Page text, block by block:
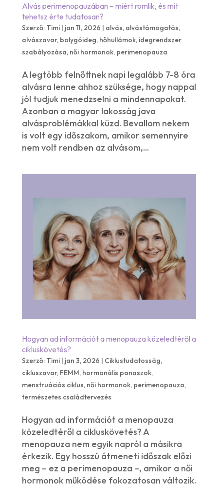
Alvás perimenopauzában – miért romlik, és mit
tehetsz érte tudatosan?
Szerző: Timi| jan 11, 2026 | alvás, alvástámogatás,
alvászavar, bolygóideg, hőhullámok, idegrendszer
szabályozása, női hormonok, perimenopauza
A legtöbb felnőttnek napi legalább 7-8 óra
alvásra lenne ahhoz szüksége, hogy nappal
jól tudjuk menedzselni a mindennapokat.
Azonban a magyar lakosság java
alvásproblémákkal küzd. Bevallom nekem
is volt egy időszakom, amikor semennyire
nem volt rendben az alvásom,...
Hogyan ad információt a menopauza közeledtéről a
cikluskövetés?
Szerző: Timi| jan 3, 2026 | Ciklustudatosság,
cikluszavar, FEMM, hormonális panaszok,
menstruációs ciklus, női hormonok, perimenopauza,
természetes családtervezés
Hogyan ad információt a menopauza
közeledtéről a cikluskövetés? A
menopauza nem egyik napról a másikra
érkezik. Egy hosszú átmeneti időszak előzi
meg – ez a perimenopauza –, amikor a női
hormonok működése fokozatosan változik.